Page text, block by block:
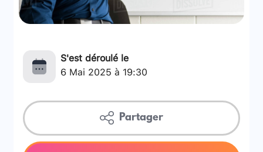
S'est déroulé le
6 Mai 2025 à 19:30
Partager